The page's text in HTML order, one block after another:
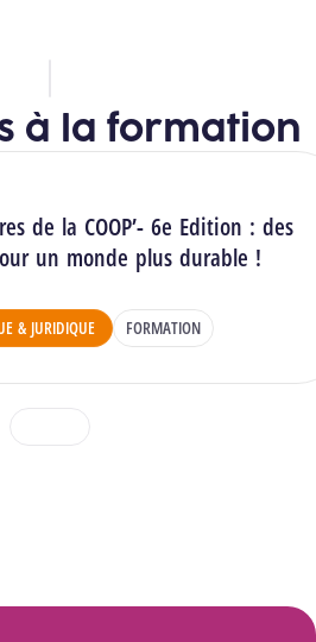
à la formation
de la COOP’- 6e Edition : des
un monde plus durable !
& JURIDIQUE FORMATION
1 2